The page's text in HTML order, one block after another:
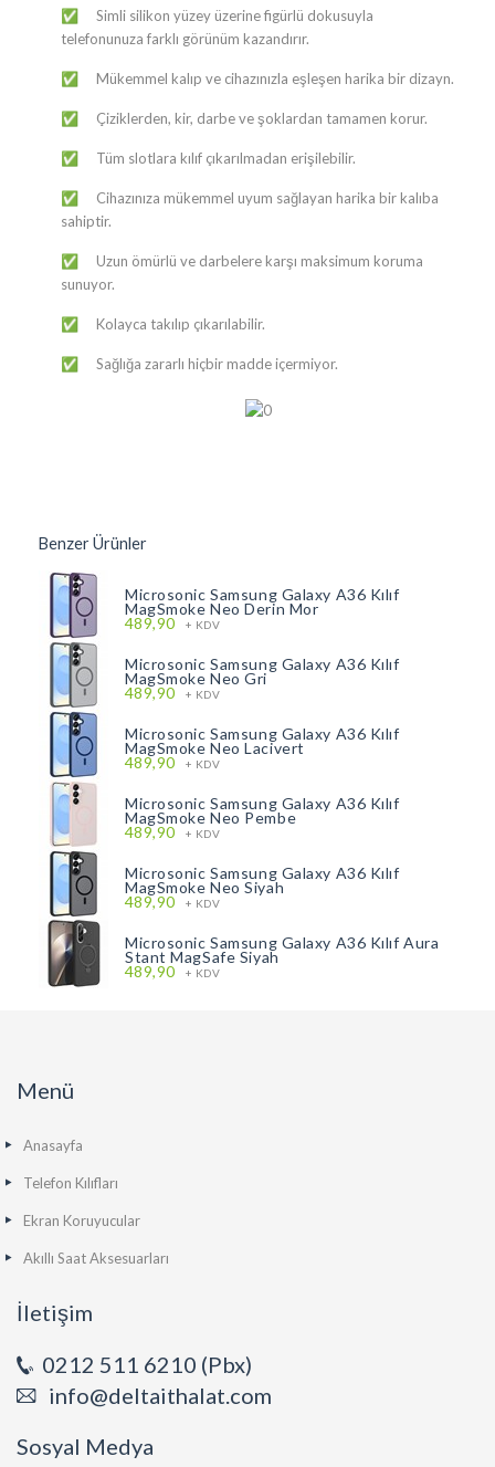
✅ Simli silikon yüzey üzerine figürlü dokusuyla
telefonunuza farklı görünüm kazandırır.
✅ Mükemmel kalıp ve cihazınızla eşleşen harika bir dizayn.
✅ Çiziklerden, kir, darbe ve şoklardan tamamen korur.
✅ Tüm slotlara kılıf çıkarılmadan erişilebilir.
✅ Cihazınıza mükemmel uyum sağlayan harika bir kalıba
sahiptir.
✅ Uzun ömürlü ve darbelere karşı maksimum koruma
sunuyor.
✅ Kolayca takılıp çıkarılabilir.
✅ Sağlığa zararlı hiçbir madde içermiyor.
Benzer Ürünler
Microsonic Samsung Galaxy A36 Kılıf
MagSmoke Neo Derin Mor
489,90 + KDV
Microsonic Samsung Galaxy A36 Kılıf
MagSmoke Neo Gri
489,90 + KDV
Microsonic Samsung Galaxy A36 Kılıf
MagSmoke Neo Lacivert
489,90 + KDV
Microsonic Samsung Galaxy A36 Kılıf
MagSmoke Neo Pembe
489,90 + KDV
Microsonic Samsung Galaxy A36 Kılıf
MagSmoke Neo Siyah
489,90 + KDV
Microsonic Samsung Galaxy A36 Kılıf Aura
Stant MagSafe Siyah
489,90 + KDV
Menü
Anasayfa
Telefon Kılıfları
Ekran Koruyucular
Akıllı Saat Aksesuarları
İletişim
0212 511 6210 (Pbx)
info@deltaithalat.com
Sosyal Medya